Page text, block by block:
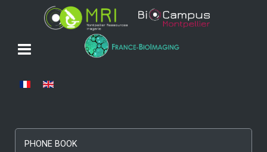
Select your language
PHONE BOOK